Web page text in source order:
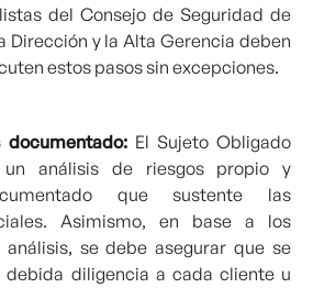
del Consejo de Seguridad de
Dirección y la Alta Gerencia deben
estos pasos sin excepciones.
documentado: El Sujeto Obligado
análisis de riesgos propio y
que sustente las
Asimismo, en base a los
se debe asegurar que se
diligencia a cada cliente u